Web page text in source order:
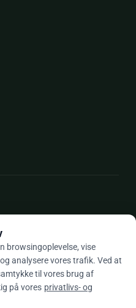
anmeldelser
browsingoplevelse, vise
analysere vores trafik. Ved at
til vores brug af
på vores privatlivs- og